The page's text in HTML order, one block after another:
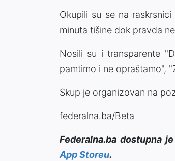
Okupili su se na
minuta tišine dok pravda
Nosili su i transparente
pamtimo i ne opraštamo",
Skup je organizovan na
federalna.ba/Beta
Federalna.ba dostupna
App Storeu.